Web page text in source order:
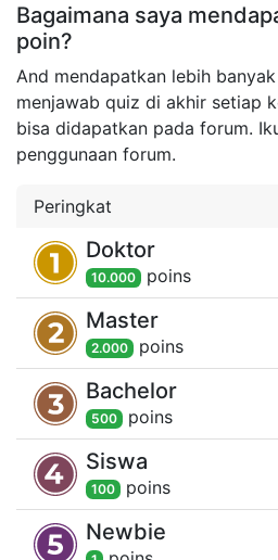
Bagaimana saya
poin?
And mendapatkan lebih
menjawab quiz di akhir setiap
bisa didapatkan pada forum.
penggunaan forum.
Peringkat
Doktor
10.000 poins
Master
2.000 poins
Bachelor
500 poins
Siswa
100 poins
Newbie